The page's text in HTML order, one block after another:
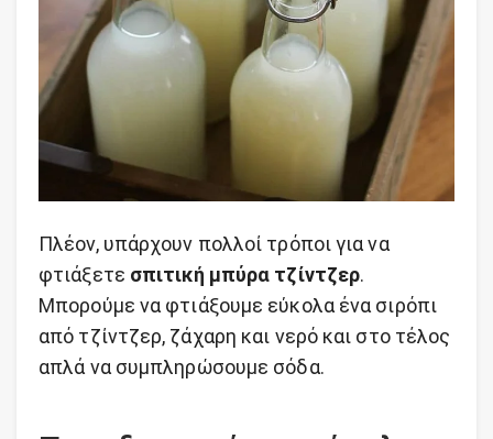
Πλέον, υπάρχουν πολλοί τρόποι για να
φτιάξετε σπιτική μπύρα τζίντζερ.
Μπορούμε να φτιάξουμε εύκολα ένα σιρόπι
από τζίντζερ, ζάχαρη και νερό και στο τέλος
απλά να συμπληρώσουμε σόδα.